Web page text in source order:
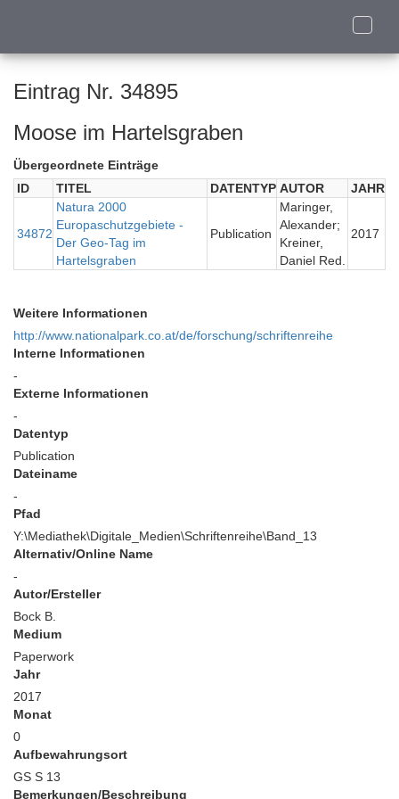
Toggle
Eintrag Nr. 34895
Moose im Hartelsgraben
Übergeordnete Einträge
ID
TITEL DATENTYP AUTOR JAHR
34872
Natura 2000
Europaschutzgebiete -
Der Geo-Tag im
Hartelsgraben
Publication
Maringer,
Alexander;
Kreiner,
Daniel Red.
2017
Weitere Informationen
http://www.nationalpark.co.at/de/forschung/schriftenreihe
Interne Informationen
-
Externe Informationen
-
Datentyp
Publication
Dateiname
-
Pfad
Y:\Mediathek\Digitale_Medien\Schriftenreihe\Band_13
Alternativ/Online Name
-
Autor/Ersteller
Bock B.
Medium
Paperwork
Jahr
2017
Monat
0
Aufbewahrungsort
GS S 13
Bemerkungen/Beschreibung